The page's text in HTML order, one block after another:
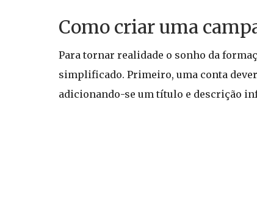
Como criar uma
Para tornar realidade o sonho da
simplificado. Primeiro, uma conta
adicionando-se um título e descrição